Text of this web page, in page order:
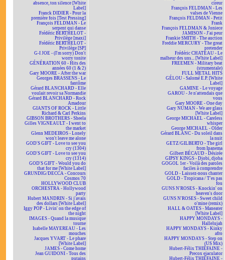
absence, ton silence [White
Label]
Franck DIDIER - Pour la
première fois [Test Pressing]
François FELDMAN - Le
serpent qui danse
Frédéric BERTHELOT -
Privilège [maxi]
Frédéric BERTHELOT -
Privilège [SP]
G-I JOE - (I'm sorry) Don't
worry tonite
GÉNÉRATION 60 - Hits des
années 60 (1 & 2)
Gary MOORE - After the war
Georges BRASSENS - Le
fantôme
Gérard BLANCHARD - Elle
voulait revoir sa Normandie
Gérard BLANCHARD - Rock
Amadour
GIANTS OF ROCK - Little
Richard & Carl Perkins
GIBSON BROTHERS - Sheela
Gilles VIGNEAULT - I went to
the market
Glenn MEDEIROS - Lonely
won't leave me alone
GOD'S GIFT - Love to see you
cry (1304)
GOD'S GIFT - Love to see you
cry (1314)
GOD'S GIFT - Would you do
that for me [White Label]
GRUNDIG/DECCA - Concours
Cosmos 70
HOLLYWOOD CLUB
ORCHESTRA - Hollywood
party
Hubert MANDRIN - Si j'avais
des dollars [White Label]
Iggy POP - Livin' on the edge of
the night
IMAGES - Quand la musique
tourne
Isabelle MAYEREAU - Les
mouches
Jacques YVART - Le phare
[White Label]
JAMES - Come home
Jean GUIDONI - Tous des
putains
cireur
François FELDMAN - Les
valses de Vienne
François FELDMAN - Petit
Frank
François FELDMAN & Joniece
JAMISON - J'ai peur
Frankie SMITH - The auction
Freddie MERCURY - The great
pretender
Frédéric CHATEAU - Le
malheur des uns... [White Label]
FREEMEN - Military beat
(strumentale)
FULL METAL HITS
GÉLOU - Salomé E.P. [White
Label]
GAMINE - Le voyage
GAROU - Je n'attendais que
vous
Gary MOORE - One day
Gary NUMAN - We are glass
[White Label]
George MICHAEL - Careless
whisper
George MICHAEL - Older
Gérard BLANC - Du soleil dans
la nuit
GETZ/GILBERTO - The girl
from Ipanema
Gilbert BÉCAUD - Désirée
GIPSY KINGS - Djobi, djoba
GOGOL 1er - Voilà des paroles
faciles à comprendre
GOLD - Laissez-nous chanter
GOLD - Tropicana / T'es pas
fou
GUNS N'ROSES - Knockin' on
heaven's door
GUNS N'ROSES - Sweet child
o'mine (remix)
HALL & OATES - Maneater
[White Label]
HAPPY MONDAYS -
Hallelujah
HAPPY MONDAYS - Kinky
afro
HAPPY MONDAYS - Step on
(US Mix)
Hubert-Félix THIÉFAINE -
Precox ejaculator
Hubert-Félix THIÉFAINE -